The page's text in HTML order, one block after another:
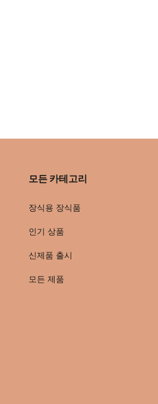
모든 카테고리
장식용 장식품
인기 상품
신제품 출시
모든 제품